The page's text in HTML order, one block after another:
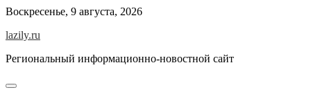
Skip
content
Воскресенье, 9 августа, 2026
lazily.ru
Региональный информационно-новостной сайт